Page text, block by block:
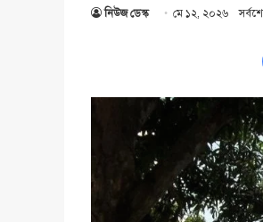
নিউজ ডেস্ক মে ১২, ২০২৬